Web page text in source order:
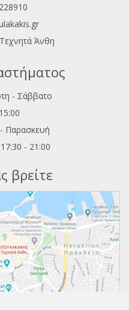
Άνθη
- Σάββατο
Παρασκευή
- 21:00
βρείτε